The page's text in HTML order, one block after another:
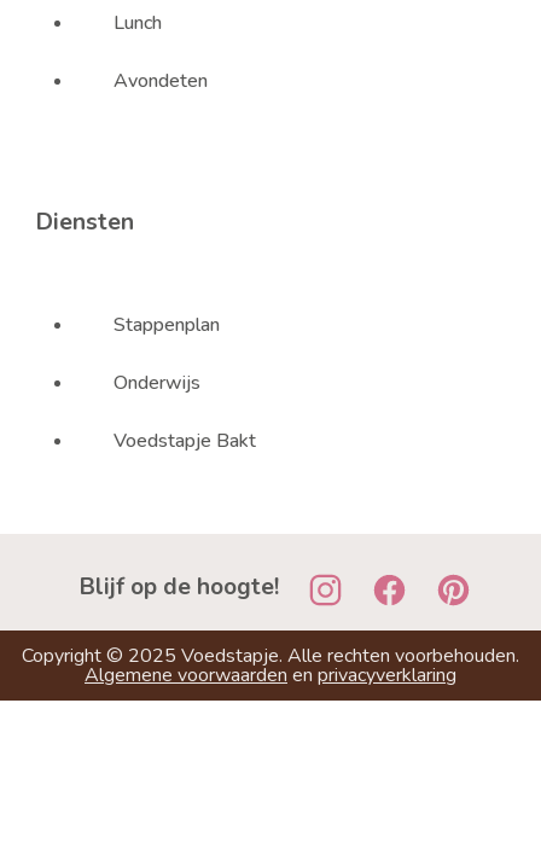
Lunch
Avondeten
Diensten
Stappenplan
Onderwijs
Voedstapje Bakt
Blijf op de hoogte!
Copyright © 2025 Voedstapje. Alle rechten voorbehouden.
Algemene voorwaarden en privacyverklaring